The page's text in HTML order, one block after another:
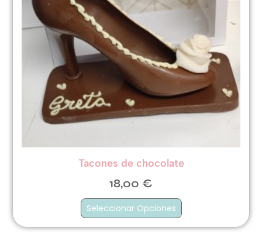
Tacones de chocolate
18,00 €
Seleccionar Opciones